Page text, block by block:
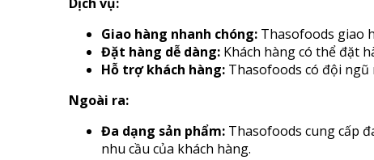
Giao hàng nhanh chóng: Thasofoods giao
Đặt hàng dễ dàng: Khách hàng có thể đặt
Hỗ trợ khách hàng: Thasofoods có đội
Ngoài ra:
Đa dạng sản phẩm: Thasofoods cung cấp
nhu cầu của khách hàng.